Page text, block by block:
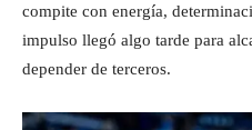
compite con energía,
impulso llegó algo tarde para
depender de terceros.